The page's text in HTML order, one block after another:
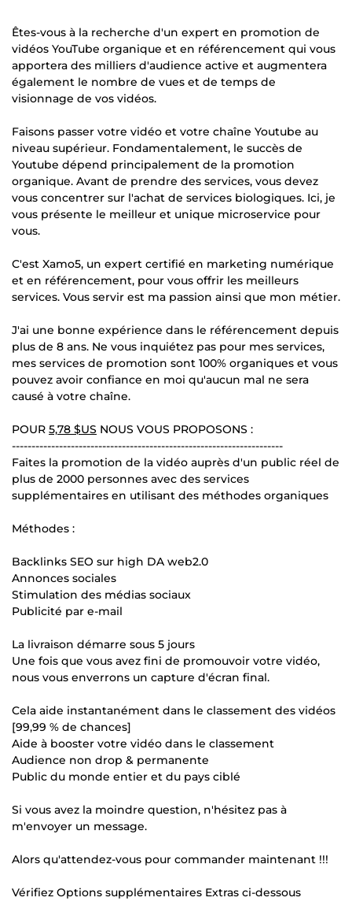
Êtes-vous à la recherche d'un expert en promotion de
vidéos YouTube organique et en référencement qui vous
apportera des milliers d'audience active et augmentera
également le nombre de vues et de temps de
visionnage de vos vidéos.
Faisons passer votre vidéo et votre chaîne Youtube au
niveau supérieur. Fondamentalement, le succès de
Youtube dépend principalement de la promotion
organique. Avant de prendre des services, vous devez
vous concentrer sur l'achat de services biologiques. Ici, je
vous présente le meilleur et unique microservice pour
vous.
C'est Xamo5, un expert certifié en marketing numérique
et en référencement, pour vous offrir les meilleurs
services. Vous servir est ma passion ainsi que mon métier.
J'ai une bonne expérience dans le référencement depuis
plus de 8 ans. Ne vous inquiétez pas pour mes services,
mes services de promotion sont 100% organiques et vous
pouvez avoir confiance en moi qu'aucun mal ne sera
causé à votre chaîne.
POUR 5,78 $US NOUS VOUS PROPOSONS :
---------------------------------------------------------------------
Faites la promotion de la vidéo auprès d'un public réel de
plus de 2000 personnes avec des services
supplémentaires en utilisant des méthodes organiques
Méthodes :
Backlinks SEO sur high DA web2.0
Annonces sociales
Stimulation des médias sociaux
Publicité par e-mail
La livraison démarre sous 5 jours
Une fois que vous avez fini de promouvoir votre vidéo,
nous vous enverrons un capture d'écran final.
Cela aide instantanément dans le classement des vidéos
[99,99 % de chances]
Aide à booster votre vidéo dans le classement
Audience non drop & permanente
Public du monde entier et du pays ciblé
Si vous avez la moindre question, n'hésitez pas à
m'envoyer un message.
Alors qu'attendez-vous pour commander maintenant !!!
Vérifiez Options supplémentaires Extras ci-dessous